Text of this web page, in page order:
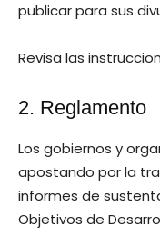
publicar para sus
Revisa las
2. Reglamento
Los gobiernos y
apostando por la
informes de
Objetivos de